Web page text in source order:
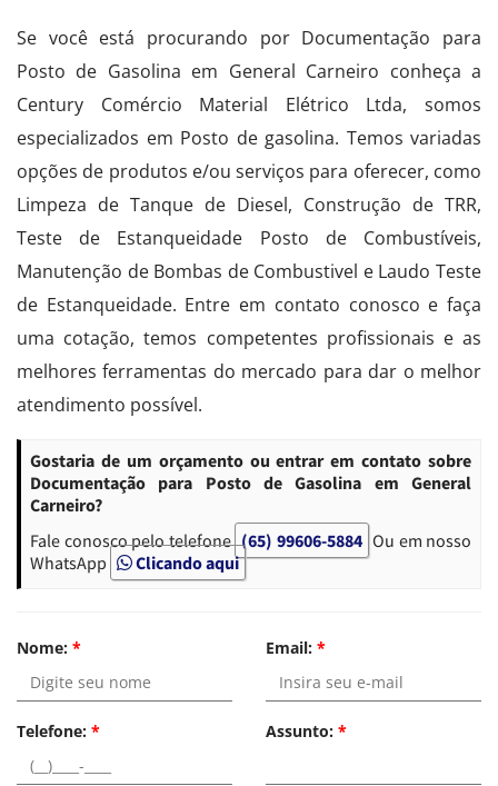
Se você está procurando por Documentação para
Posto de Gasolina em General Carneiro conheça a
Century Comércio Material Elétrico Ltda, somos
especializados em Posto de gasolina. Temos variadas
opções de produtos e/ou serviços para oferecer, como
Limpeza de Tanque de Diesel, Construção de TRR,
Teste de Estanqueidade Posto de Combustíveis,
Manutenção de Bombas de Combustivel e Laudo Teste
de Estanqueidade. Entre em contato conosco e faça
uma cotação, temos competentes profissionais e as
melhores ferramentas do mercado para dar o melhor
atendimento possível.
Gostaria de um orçamento ou entrar em contato sobre
Documentação para Posto de Gasolina em General
Carneiro?
Fale conosco pelo telefone (65) 99606-5884 Ou em nosso
WhatsApp
Clicando aqui
Nome: * Email: *
Telefone: * Assunto: *